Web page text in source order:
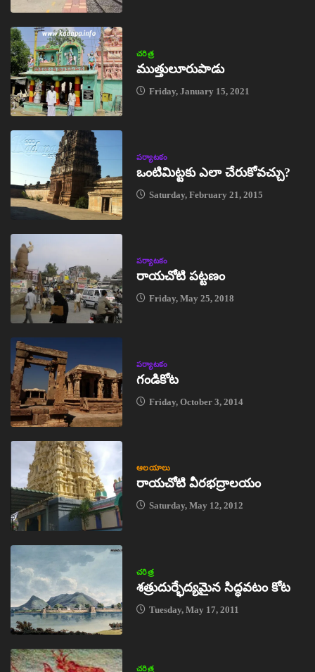
చరిత్ర
ముత్తులూరుపాడు
Friday, January 15, 2021
పర్యాటకం
ఒంటిమిట్టకు ఎలా చేరుకోవచ్చు?
Saturday, February 21, 2015
పర్యాటకం
రాయచోటి పట్టణం
Friday, May 25, 2018
పర్యాటకం
గండికోట
Friday, October 3, 2014
ఆలయాలు
రాయచోటి వీరభద్రాలయం
Saturday, May 12, 2012
చరిత్ర
శత్రుదుర్భేద్యమైన సిద్ధవటం కోట
Tuesday, May 17, 2011
చరిత్ర